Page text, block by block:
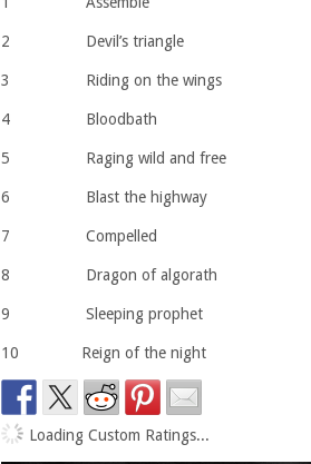
2 Devil’s triangle
3 Riding on the wings
4 Bloodbath
5 Raging wild and free
6 Blast the highway
7 Compelled
8 Dragon of algorath
9 Sleeping prophet
10 Reign of the night
Loading Custom Ratings...